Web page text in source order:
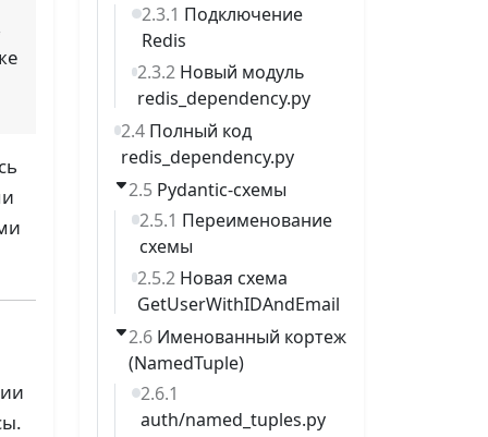
Подключение
Redis
Новый модуль
redis_dependency.py
Полный код
redis_dependency.py
Pydantic-схемы
Переименование
схемы
Новая схема
GetUserWithIDAndEmail
Именованный кортеж
(NamedTuple)
auth/named_tuples.py